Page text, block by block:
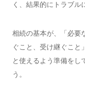
く、結果的にトラブル
相続の基本が、「必要
ぐこと、受け継ぐこと
と使えるよう準備をし
う。